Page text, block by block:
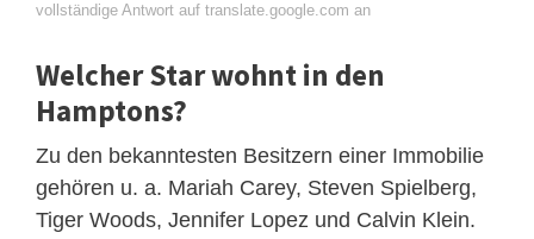
vollständige Antwort auf translate.google.com an
Welcher Star wohnt in den
Hamptons?
Zu den bekanntesten Besitzern einer Immobilie
gehören u. a. Mariah Carey, Steven Spielberg,
Tiger Woods, Jennifer Lopez und Calvin Klein.